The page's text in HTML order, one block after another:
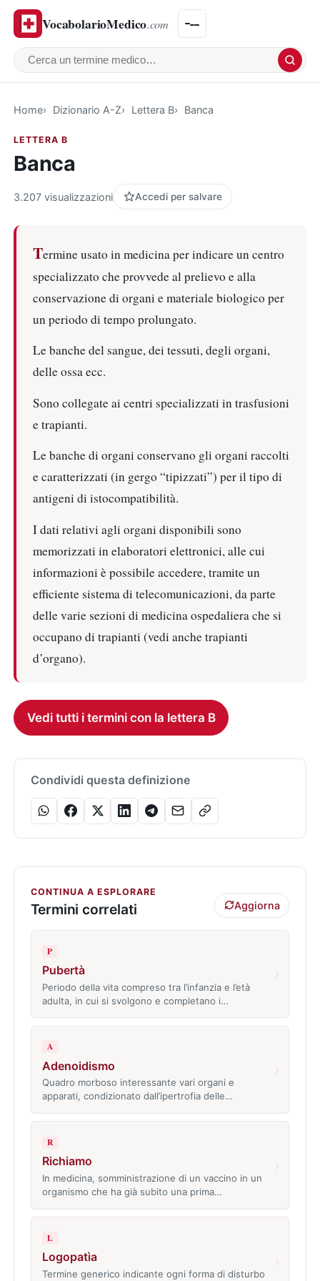
VocabolarioMedico.com
Cerca un termine medico
Home Dizionario A-Z Lettera B Banca
LETTERA B
Banca
3.207 visualizzazioni Accedi per salvare
Termine usato in medicina per indicare un centro
specializzato che provvede al prelievo e alla
conservazione di organi e materiale biologico per
un periodo di tempo prolungato.
Le banche del sangue, dei tessuti, degli organi,
delle ossa ecc.
Sono collegate ai centri specializzati in trasfusioni
e trapianti.
Le banche di organi conservano gli organi raccolti
e caratterizzati (in gergo “tipizzati”) per il tipo di
antigeni di istocompatibilità.
I dati relativi agli organi disponibili sono
memorizzati in elaboratori elettronici, alle cui
informazioni è possibile accedere, tramite un
efficiente sistema di telecomunicazioni, da parte
delle varie sezioni di medicina ospedaliera che si
occupano di trapianti (vedi anche trapianti
d’organo).
Vedi tutti i termini con la lettera B
Condividi questa definizione
CONTINUA A ESPLORARE
Termini correlati Aggiorna
P
Pubertà
Periodo della vita compreso tra l’infanzia e l’età
adulta, in cui si svolgono e completano i…
A
Adenoidismo
Quadro morboso interessante vari organi e
apparati, condizionato dall’ipertrofia delle…
R
Richiamo
In medicina, somministrazione di un vaccino in un
organismo che ha già subito una prima…
L
Logopatìa
Termine generico indicante ogni forma di disturbo